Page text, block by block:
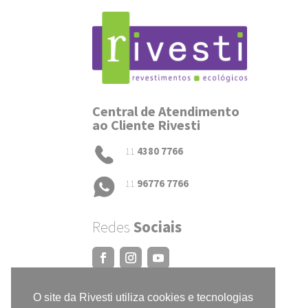
Central de Atendimento
ao Cliente Rivesti
11 4380 7766
11 96776 7766
RedesSociais
O site da Rivesti utiliza cookies e tecnologias